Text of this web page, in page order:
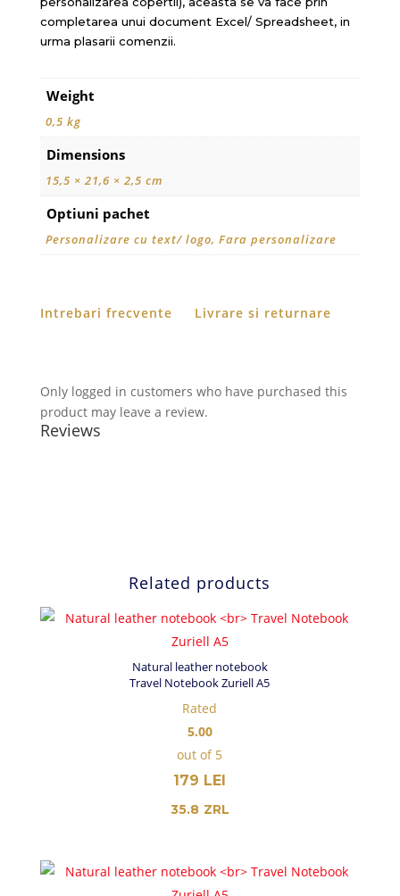
completarea unui document Excel/ Spreadsheet, in
urma plasarii comenzii.
Weight
0,5 kg
Dimensions
15,5 × 21,6 × 2,5 cm
Optiuni pachet
Personalizare cu text/ logo, Fara personalizare
Intrebari frecvente Livrare si returnare
Reviews
Only logged in customers who have purchased this
product may leave a review.
Related products
Natural leather notebook
Travel Notebook Zuriell A5
Rated
5.00
out of 5
179 LEI
35.8 ZRL